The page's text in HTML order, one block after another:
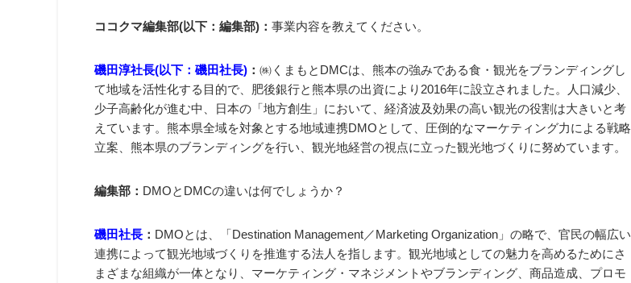
ココクマ編集部(以下：編集部)： 事業内容を教えてください。
磯田淳社長(以下：磯田社長) ： ㈱くまもとDMCは、熊本の強みである食・観光をブランディングし
て地域を活性化する目的で、肥後銀行と熊本県の出資により2016年に設立されました。人口減少、
少子高齢化が進む中、日本の「地方創生」において、経済波及効果の高い観光の役割は大きいと考
えています。熊本県全域を対象とする地域連携DMOとして、圧倒的なマーケティング力による戦略
立案、熊本県のブランディングを行い、観光地経営の視点に立った観光地づくりに努めています。
編集部： DMOとDMCの違いは何でしょうか？
磯田社長 ： DMOとは、「Destination Management／Marketing Organization」の略で、官民の幅広い
連携によって観光地域づくりを推進する法人を指します。観光地域としての魅力を高めるためにさ
まざまな組織が一体となり、マーケティング・マネジメントやブランディング、商品造成、プロモ